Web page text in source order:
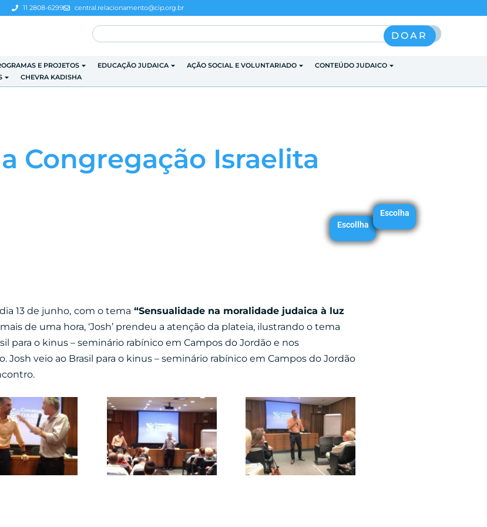
11 2808-6299 central.relacionamento@cip.org.br
Pesquisar
DOAR
E PROJETOS EDUCAÇÃO JUDAICA AÇÃO SOCIAL E VOLUNTARIADO
CONTEÚDO JUDAICO
CHEVRA KADISHA
Congregação Israelita
Escollha
Escolha
13 de junho, com o tema “Sensualidade na moralidade judaica à luz
de uma hora, ‘Josh’ prendeu a atenção da plateia, ilustrando o tema
para o kinus – seminário rabínico em Campos do Jordão e nos
veio ao Brasil para o kinus – seminário rabínico em Campos do Jordão